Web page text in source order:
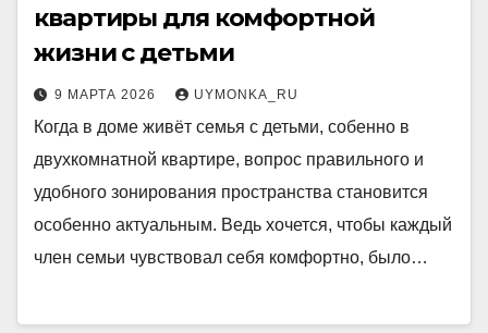
квартиры для комфортной
жизни с детьми
9 МАРТА 2026 UYMONKA_RU
Когда в доме живёт семья с детьми, собенно в
двухкомнатной квартире, вопрос правильного и
удобного зонирования пространства становится
особенно актуальным. Ведь хочется, чтобы каждый
член семьи чувствовал себя комфортно, было…